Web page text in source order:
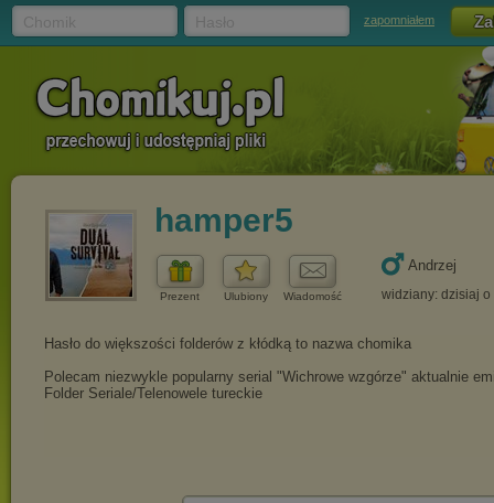
zapomniałem
hamper5
Prezent Ulubiony Wiadomość
Andrzej
widziany: dzisiaj o